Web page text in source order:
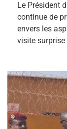
Le Président
continue de
envers les
visite surprise